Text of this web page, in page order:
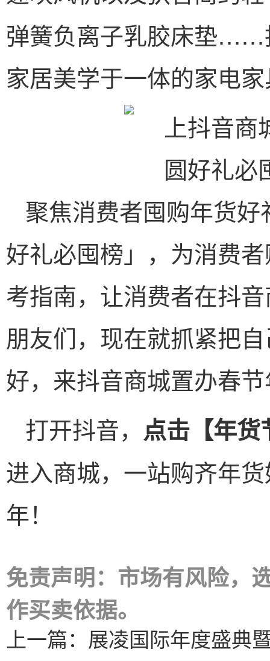
弹簧负离子乳胶床垫……
家居美学于一体的家电
聚焦消费者囤购年货
好礼必囤榜」，为消费
考指南，让消费者在抖
朋友们，现在就抓紧把
好，来抖音商城置办春
打开抖音， 点击【年
进入商城，一站购齐年
年！
免责声明：市场有风险，
作买卖依据。
上一篇： 展凌国际年度盛典